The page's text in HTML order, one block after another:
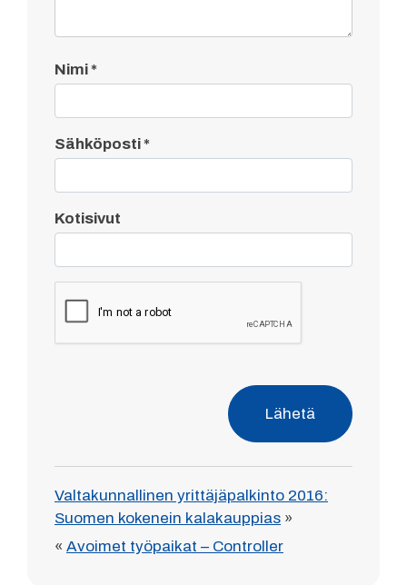
Nimi*
Sähköposti*
Kotisivut
Lähetä
Valtakunnallinen yrittäjäpalkinto 2016:
Suomen kokenein kalakauppias »
« Avoimet työpaikat – Controller